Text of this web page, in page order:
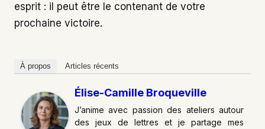
esprit : il peut être le contenant de votre
prochaine victoire.
À propos Articles récents
Élise-Camille Broqueville
J’anime avec passion des ateliers autour
des jeux de lettres et je partage mes